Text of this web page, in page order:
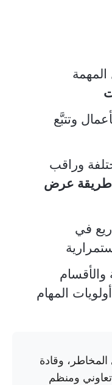
وتتبَّع
وراقب
طريقة عرض
في
والأقسام
المهام
وقادة
ومنظم